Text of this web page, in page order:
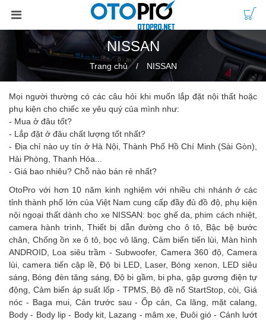
NISSAN
Trang chủ NISSAN
Mọi người thường có các câu hỏi khi muốn lắp đặt nội thất hoặc
phụ kiện cho chiếc xe yêu quý của mình như:
- Mua ở đâu tốt?
- Lắp đặt ở đâu chất lượng tốt nhất?
- Địa chỉ nào uy tín ở Hà Nội, Thành Phố Hồ Chí Minh (Sài Gòn),
Hải Phòng, Thanh Hóa...
- Giá bao nhiêu? Chỗ nào bán rẻ nhất?
OtoPro với hơn 10 năm kinh nghiệm với nhiều chi nhánh ở các
tỉnh thành phố lớn của Việt Nam cung cấp đầy đủ đồ độ, phụ kiện
nội ngoại thất dành cho xe NISSAN: bọc ghế da, phim cách nhiệt,
camera hành trình, Thiết bị dẫn đường cho ô tô, Bậc bệ bước
chân, Chống ồn xe ô tô, bọc vô lăng, Cảm biến tiến lùi, Màn hình
ANDROID, Loa siêu trầm - Subwoofer, Camera 360 độ, Camera
lùi, camera tiến cập lề, Độ bi LED, Laser, Bóng xenon, LED siêu
sáng, Bóng đèn tăng sáng, Độ bi gầm, bi pha, gập gương điện tự
động, Cảm biến áp suất lốp - TPMS, Bộ đề nổ StartStop, còi, Giá
nóc - Baga mui, Cản trước sau - Ốp cản, Ca lăng, mặt calang,
Body - Body lip - Body kit, Lazang - mâm xe, Đuôi gió - Cánh lướt